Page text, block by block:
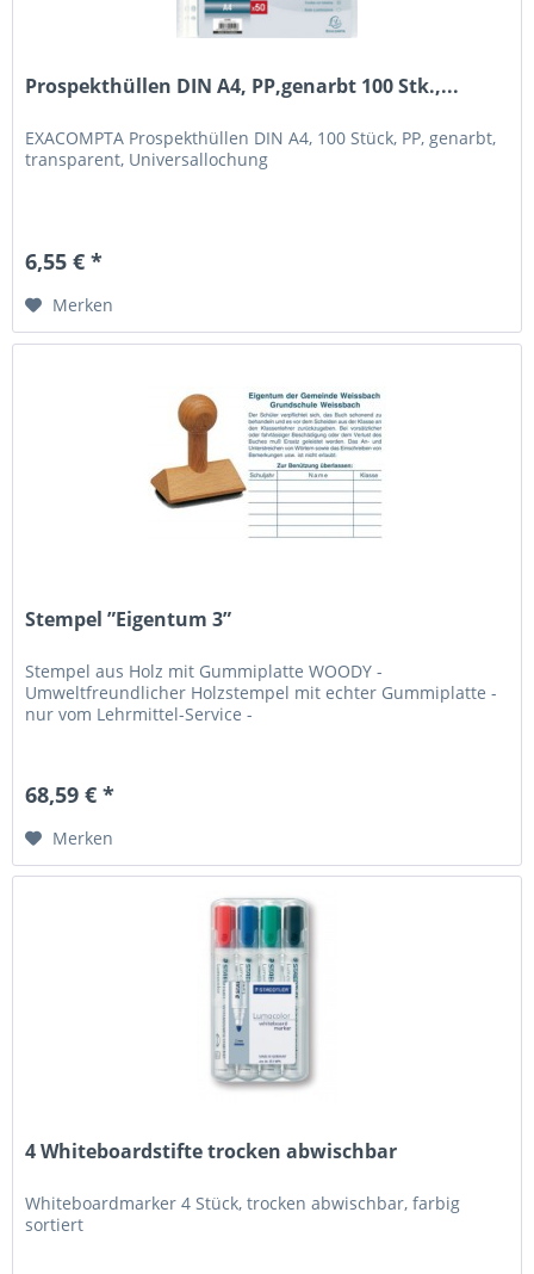
Prospekthüllen DIN A4, PP,genarbt 100 Stk.,...
EXACOMPTA Prospekthüllen DIN A4, 100 Stück, PP, genarbt,
transparent, Universallochung
6,55 € *
Merken
Stempel ”Eigentum 3”
Stempel aus Holz mit Gummiplatte WOODY -
Umweltfreundlicher Holzstempel mit echter Gummiplatte -
nur vom Lehrmittel-Service -
68,59 € *
Merken
4 Whiteboardstifte trocken abwischbar
Whiteboardmarker 4 Stück, trocken abwischbar, farbig
sortiert